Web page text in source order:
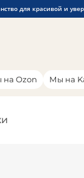
для красивой и
Ozon Мы на